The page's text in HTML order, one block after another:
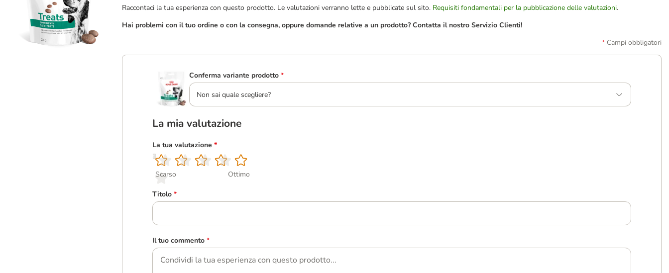
Raccontaci la tua esperienza con questo prodotto. Le valutazioni verranno lette e pubblicate sul sito. Requisiti fondamentali per la pubblicazione delle valutazioni.
Hai problemi con il tuo ordine o con la consegna, oppure domande relative a un prodotto? Contatta il nostro Servizio Clienti!
Campi obbligatori
Conferma variante prodotto *
Non sai quale scegliere?
La mia valutazione
La tua valutazione *
1
Scarso
2
3
4
5
Ottimo
Titolo *
Il tuo commento *